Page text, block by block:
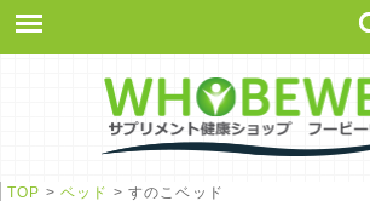
TOP > ベッド > すのこベッド